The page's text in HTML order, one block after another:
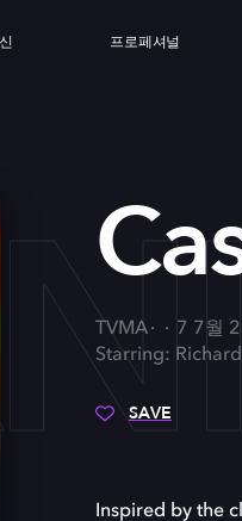
프로페셔널
TVMA
7 7월
Starring:
SAVE
Inspired by the